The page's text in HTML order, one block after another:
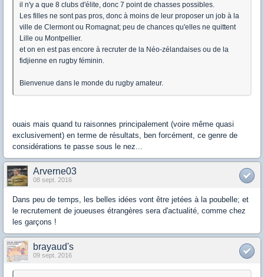
il n'y a que 8 clubs d'élite, donc 7 point de chasses possibles.
Les filles ne sont pas pros, donc à moins de leur proposer un job à la
ville de Clermont ou Romagnat; peu de chances qu'elles ne quittent
Lille ou Montpellier.
et on en est pas encore à recruter de la Néo-zélandaises ou de la
fidjienne en rugby féminin.
Bienvenue dans le monde du rugby amateur.
ouais mais quand tu raisonnes principalement (voire même quasi
exclusivement) en terme de résultats, ben forcément, ce genre de
considérations te passe sous le nez...
Arverne03
08 sept. 2016
Dans peu de temps, les belles idées vont être jetées à la poubelle; et
le recrutement de joueuses étrangères sera d'actualité, comme chez
les garçons !
brayaud's
09 sept. 2016